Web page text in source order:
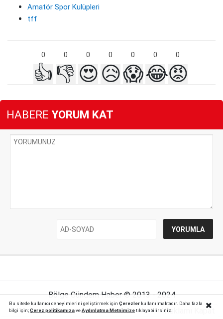
Amatör Spor Kulüpleri
tff
0 0 0 0 0 0 0
👍 👎 😍😥😱😂😡
HABERE YORUM KAT
Bölge Gündem Haber © 2013 - 2024
Bu sitede kullanıcı deneyimlerini geliştirmek için Çerezlerkullanılmaktadır. Daha fazla
bilgi için;Çerez politikamızaveAydınlatma Metnimizetıklayabilirsiniz.Reklamı Kapat